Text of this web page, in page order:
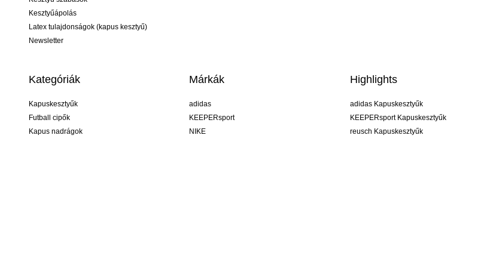
Kesztyűápolás
Latex tulajdonságok (kapus kesztyű)
Newsletter
Kategóriák
Kapuskesztyűk
Futball cipők
Kapus nadrágok
Márkák
adidas
KEEPERsport
NIKE
Highlights
adidas Kapuskesztyűk
KEEPERsport Kapuskesztyűk
reusch Kapuskesztyűk